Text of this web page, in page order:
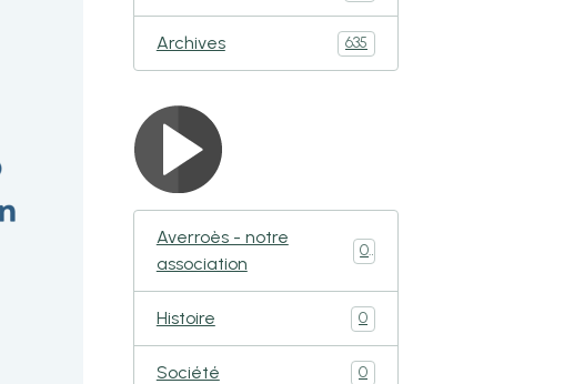
Archives 635
Averroès - notre
association
0
Histoire 0
Société 0